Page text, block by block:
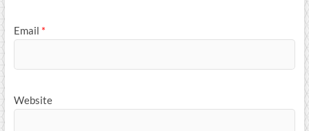
Email *
Website